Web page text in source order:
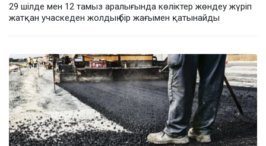
29 шілде мен 12 тамыз аралығында көліктер жөндеу жүріп
жатқан учаскеден жолдың бір жағымен қатынайды